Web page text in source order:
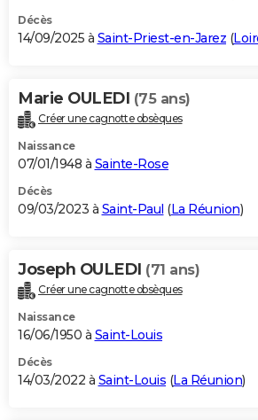
S'inscrire
Se connecter
Lycées
Collèges
Primaires
Universités
Entreprises
Service militaire
Avis de recherche
AVIS DE DÉCÈS
Bricolage
Lifestyle
Culture
Sport
Auto
Television
Voyage
Cinema
Décès
14/09/2025 à Saint-Priest-en-Jarez (
Marie OULEDI (75 ans)
Créer une cagnotte obsèques
Naissance
07/01/1948 à Sainte-Rose
Décès
09/03/2023 à Saint-Paul (La Réunion)
Joseph OULEDI (71 ans)
Créer une cagnotte obsèques
Naissance
16/06/1950 à Saint-Louis
Décès
14/03/2022 à Saint-Louis (La Réunion)